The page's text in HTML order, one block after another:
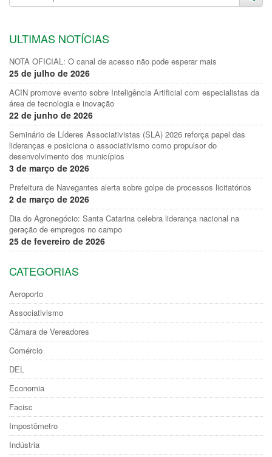
ULTIMAS NOTÍCIAS
NOTA OFICIAL: O canal de acesso não pode esperar mais
25 de julho de 2026
ACIN promove evento sobre Inteligência Artificial com especialistas da
área de tecnologia e inovação
22 de junho de 2026
Seminário de Líderes Associativistas (SLA) 2026 reforça papel das
lideranças e posiciona o associativismo como propulsor do
desenvolvimento dos municípios
3 de março de 2026
Prefeitura de Navegantes alerta sobre golpe de processos licitatórios
2 de março de 2026
Dia do Agronegócio: Santa Catarina celebra liderança nacional na
geração de empregos no campo
25 de fevereiro de 2026
CATEGORIAS
Aeroporto
Associativismo
Câmara de Vereadores
Comércio
DEL
Economia
Facisc
Impostômetro
Indústria